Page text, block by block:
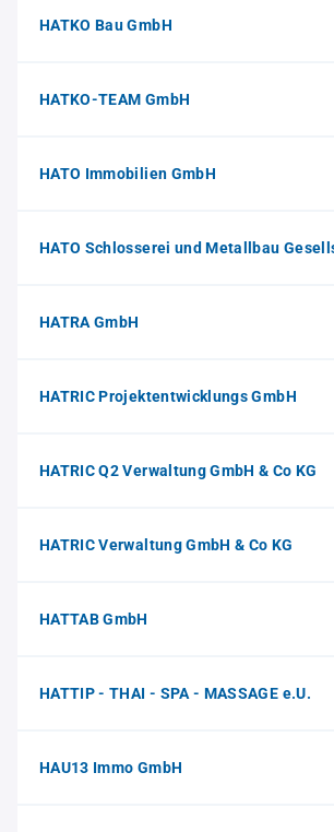
HATKO Bau GmbH
HATKO-TEAM GmbH
HATO Immobilien GmbH
HATO Schlosserei und Metallbau
HATRA GmbH
HATRIC Projektentwicklungs GmbH
HATRIC Q2 Verwaltung GmbH & Co KG
HATRIC Verwaltung GmbH & Co KG
HATTAB GmbH
HATTIP - THAI - SPA - MASSAGE e.U.
HAU13 Immo GmbH